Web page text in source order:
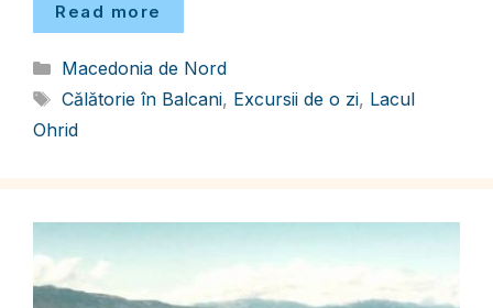
Read more
Categorii
Macedonia de Nord
Etichete
Călătorie în Balcani, Excursii de o zi, Lacul
Ohrid